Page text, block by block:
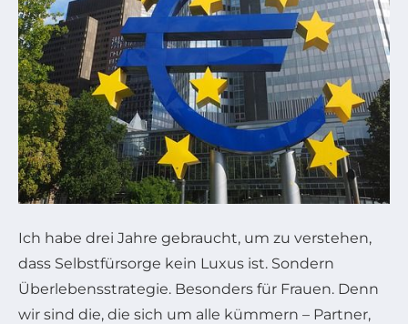
Ich habe drei Jahre gebraucht, um zu verstehen,
dass Selbstfürsorge kein Luxus ist. Sondern
Überlebensstrategie. Besonders für Frauen. Denn
wir sind die, die sich um alle kümmern – Partner,